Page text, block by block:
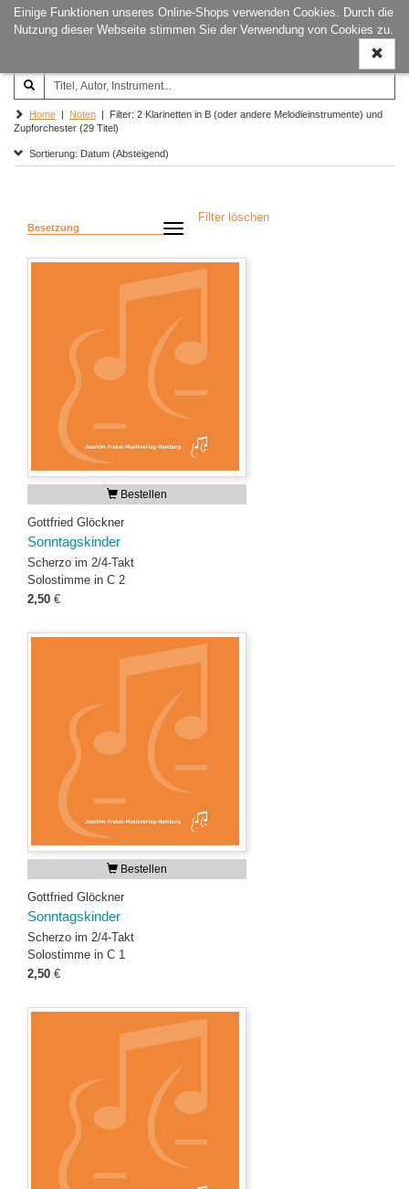
Einige Funktionen unseres Online-Shops verwenden Cookies. Durch die
Nutzung dieser Webseite stimmen Sie der Verwendung von Cookies zu.
ein-/
Joachim‐Trekel‐Musikverlag,
Hamburg
Home | Noten | Filter: 2 Klarinetten in B (oder andere Melodieinstrumente) und
Zupforchester (29 Titel)
Sortierung: Datum (Absteigend)
Besetzung
Filter löschen
Bestellen
Gottfried Glöckner
Sonntagskinder
Scherzo im 2/4-Takt
Solostimme in C 2
2,50 €
Bestellen
Gottfried Glöckner
Sonntagskinder
Scherzo im 2/4-Takt
Solostimme in C 1
2,50 €